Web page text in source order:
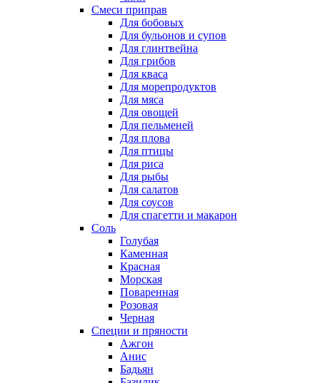
Смеси приправ
Для бобовых
Для бульонов и супов
Для глинтвейна
Для грибов
Для кваса
Для морепродуктов
Для мяса
Для овощей
Для пельменей
Для плова
Для птицы
Для риса
Для рыбы
Для салатов
Для соусов
Для спагетти и макарон
Соль
Голубая
Каменная
Красная
Морская
Поваренная
Розовая
Черная
Специи и пряности
Ажгон
Анис
Бадьян